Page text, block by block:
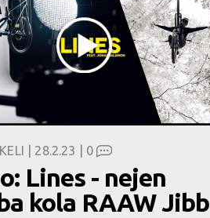
| 28.2.23 | 0
Lines - nejen
kola RAAW Jibb